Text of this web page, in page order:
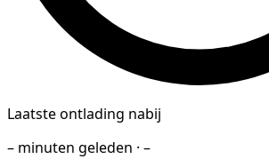
Laatste ontlading nabij
– minuten geleden · –